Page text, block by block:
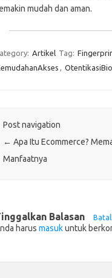
mudah dan aman.
Artikel Tag:
,
Post navigation
← Apa Itu Ecommerce?
Manfaatnya
Balasan
harus masukuntuk